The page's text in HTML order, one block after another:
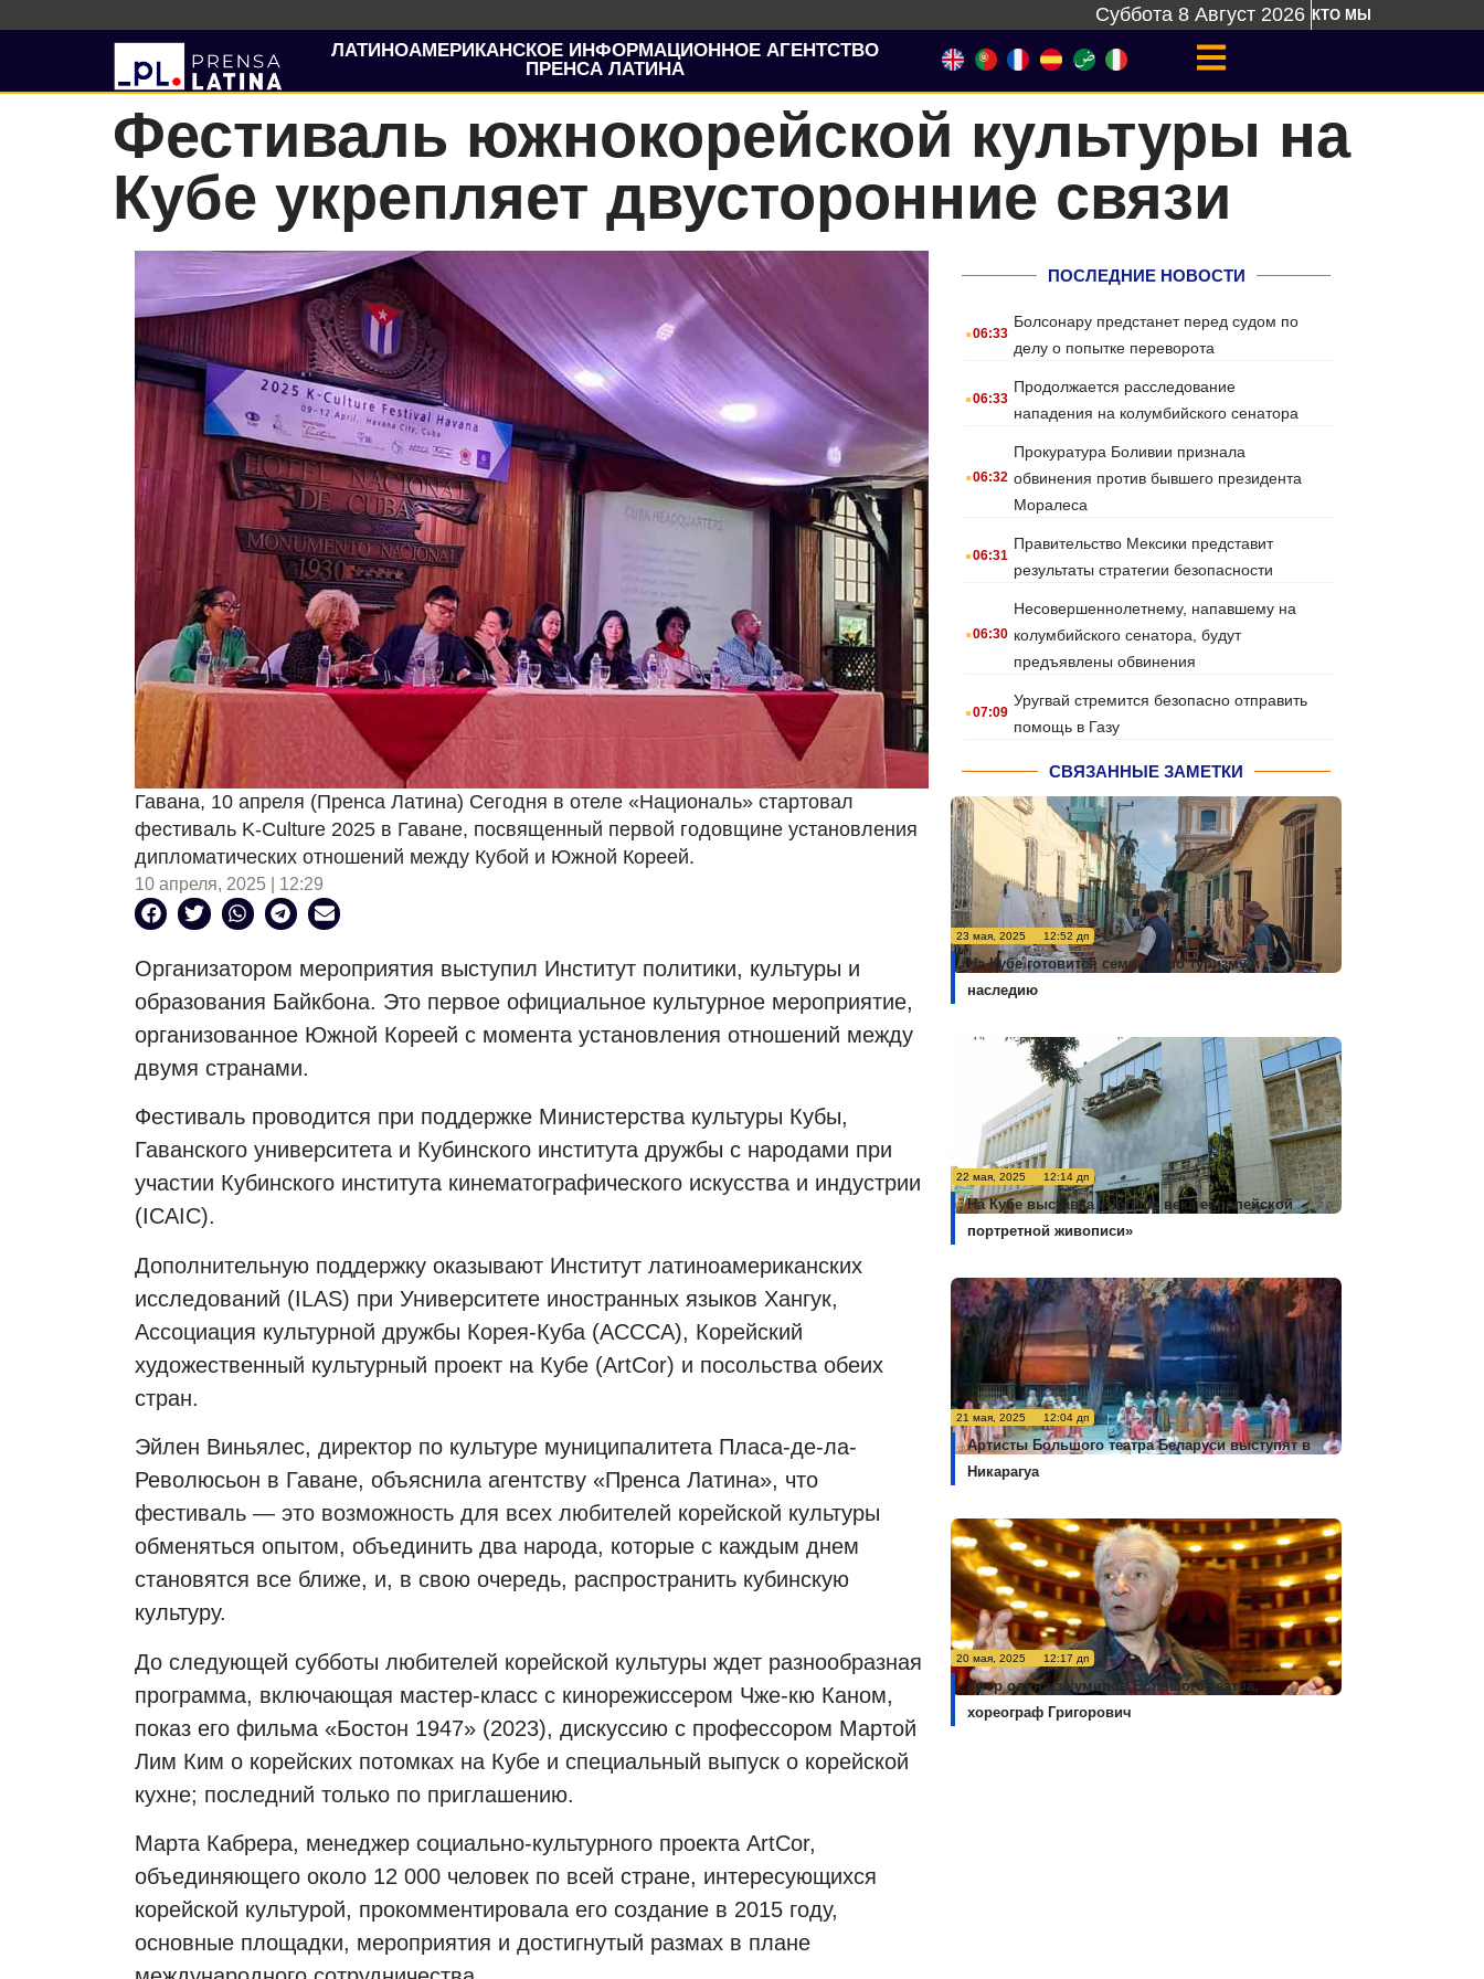
Суббота 8 Август 2026 КТО МЫ
ЛАТИНОАМЕРИКАНСКОЕ ИНФОРМАЦИОННОЕ АГЕНТСТВО
ПРЕНСА ЛАТИНА
Фестиваль южнокорейской культуры на
Кубе укрепляет двусторонние связи
Гавана, 10 апреля (Пренса Латина) Сегодня в отеле «Националь» стартовал
фестиваль K-Culture 2025 в Гаване, посвященный первой годовщине установления
дипломатических отношений между Кубой и Южной Кореей.
10 апреля, 2025 | 12:29
Организатором мероприятия выступил Институт политики, культуры и
образования Байкбона. Это первое официальное культурное мероприятие,
организованное Южной Кореей с момента установления отношений между
двумя странами.
Фестиваль проводится при поддержке Министерства культуры Кубы,
Гаванского университета и Кубинского института дружбы с народами при
участии Кубинского института кинематографического искусства и индустрии
(ICAIC).
Дополнительную поддержку оказывают Институт латиноамериканских
исследований (ILAS) при Университете иностранных языков Хангук,
Ассоциация культурной дружбы Корея-Куба (ACCCA), Корейский
художественный культурный проект на Кубе (ArtCor) и посольства обеих
стран.
Эйлен Виньялес, директор по культуре муниципалитета Пласа-де-ла-
Революсьон в Гаване, объяснила агентству «Пренса Латина», что
фестиваль — это возможность для всех любителей корейской культуры
обменяться опытом, объединить два народа, которые с каждым днем ​​
становятся все ближе, и, в свою очередь, распространить кубинскую
культуру.
До следующей субботы любителей корейской культуры ждет разнообразная
программа, включающая мастер-класс с кинорежиссером Чже-кю Каном,
показ его фильма «Бостон 1947» (2023), дискуссию с профессором Мартой
Лим Ким о корейских потомках на Кубе и специальный выпуск о корейской
кухне; последний только по приглашению.
Марта Кабрера, менеджер социально-культурного проекта ArtCor,
объединяющего около 12 000 человек по всей стране, интересующихся
корейской культурой, прокомментировала его создание в 2015 году,
основные площадки, мероприятия и достигнутый размах в плане
ПОСЛЕДНИЕ НОВОСТИ
.06:33
Болсонару предстанет перед судом по
делу о попытке переворота
.06:33
Продолжается расследование
нападения на колумбийского сенатора
.06:32
Прокуратура Боливии признала
обвинения против бывшего президента
Моралеса
.06:31
Правительство Мексики представит
результаты стратегии безопасности
.06:30
Несовершеннолетнему, напавшему на
колумбийского сенатора, будут
предъявлены обвинения
.07:09
Уругвай стремится безопасно отправить
помощь в Газу
СВЯЗАННЫЕ ЗАМЕТКИ
23 мая, 2025 12:52 дп
На Кубе готовится семинар по туризму и
наследию
22 мая, 2025 12:14 дп
На Кубе выставка «Четыре века европейской
портретной живописи»
21 мая, 2025 12:04 дп
Артисты Большого театра Беларуси выступят в
Никарагуа
20 мая, 2025 12:17 дп
Умер один из кумиров Большого театра,
хореограф Григорович